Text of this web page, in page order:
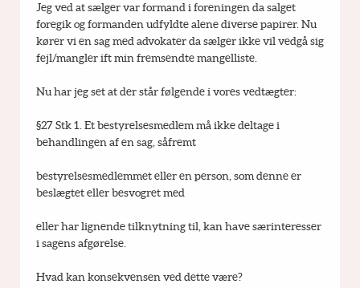
Jeg ved at sælger var formand i foreningen da salget
foregik og formanden udfyldte alene diverse papirer. Nu
kører vi en sag med advokater da sælger ikke vil vedgå sig
fejl/mangler ift min fremsendte mangelliste.
Nu har jeg set at der står følgende i vores vedtægter:
§27 Stk 1. Et bestyrelsesmedlem må ikke deltage i
behandlingen af en sag, såfremt
bestyrelsesmedlemmet eller en person, som denne er
beslægtet eller besvogret med
eller har lignende tilknytning til, kan have særinteresser
i sagens afgørelse.
Hvad kan konsekvensen ved dette være?